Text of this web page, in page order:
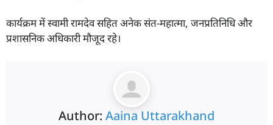
कार्यक्रम में स्वामी रामदेव सहित अनेक संत-महात्मा, जनप्रतिनिधि और
प्रशासनिक अधिकारी मौजूद रहे।
Author: Aaina Uttarakhand